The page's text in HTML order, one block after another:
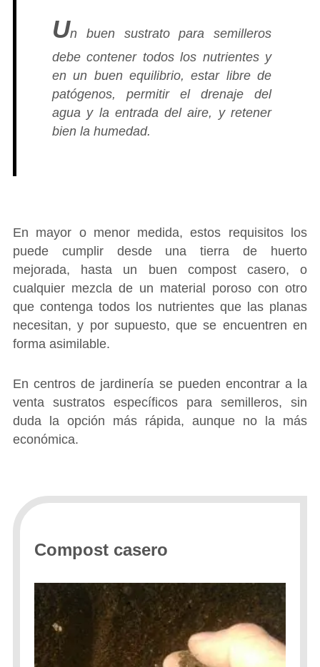
Un buen sustrato para semilleros
debe contener todos los nutrientes y
en un buen equilibrio, estar libre de
patógenos, permitir el drenaje del
agua y la entrada del aire, y retener
bien la humedad.
En mayor o menor medida, estos requisitos los
puede cumplir desde una tierra de huerto
mejorada, hasta un buen compost casero, o
cualquier mezcla de un material poroso con otro
que contenga todos los nutrientes que las planas
necesitan, y por supuesto, que se encuentren en
forma asimilable.
En centros de jardinería se pueden encontrar a la
venta sustratos específicos para semilleros, sin
duda la opción más rápida, aunque no la más
económica.
Compost casero